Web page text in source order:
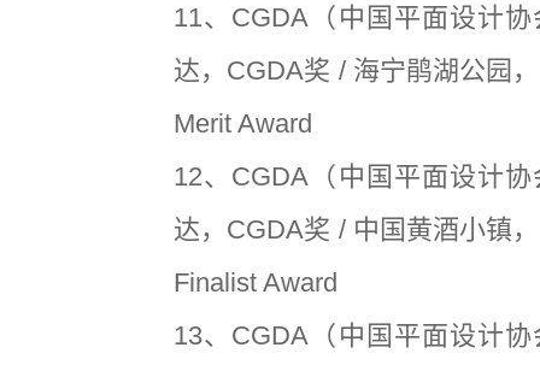
11、CGDA（中国平面设计
达，CGDA奖 / 海宁鹃湖公园
Merit Award
12、CGDA（中国平面设计
达，CGDA奖 / 中国黄酒小镇
Finalist Award
13、CGDA（中国平面设计